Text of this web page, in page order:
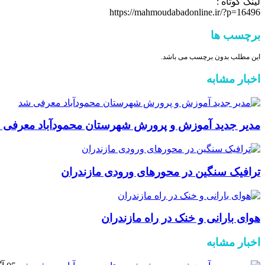
https://mahmoudabadonline.ir/?p=16496
برچسب ها
این مطلب بدون برچسب می باشد.
اخبار مشابه
مدیر جدید آموزش و پرورش شهرستان محمودآباد
ترافیک سنگین در محور‌های ورودی مازندران
هوای بارانی و خنک در راه مازندران
اخبار مشابه